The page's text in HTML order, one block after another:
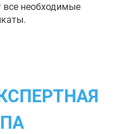
все необходимые